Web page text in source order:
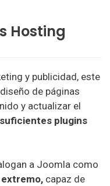
Hosting
y publicidad, este
de páginas
y actualizar el
plugins
a Joomla como
capaz de